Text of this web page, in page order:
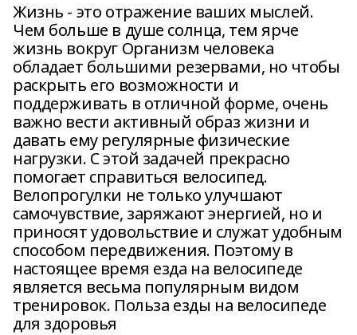
Жизнь - это отражение ваших мыслей.
Чем больше в душе солнца, тем ярче
жизнь вокруг Организм человека
обладает большими резервами, но чтобы
раскрыть его возможности и
поддерживать в отличной форме, очень
важно вести активный образ жизни и
давать ему регулярные физические
нагрузки. С этой задачей прекрасно
помогает справиться велосипед.
Велопрогулки не только улучшают
самочувствие, заряжают энергией, но и
приносят удовольствие и служат удобным
способом передвижения. Поэтому в
настоящее время езда на велосипеде
является весьма популярным видом
тренировок. Польза езды на велосипеде
для здоровья